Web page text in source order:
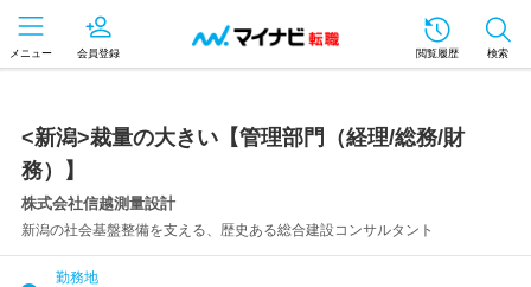
メニュー 会員登録 閲覧履歴 検索
<新潟>裁量の大きい【管理部門（経理/総務/財
務）】
株式会社信越測量設計
新潟の社会基盤整備を支える、歴史ある総合建設コンサルタント
勤務地